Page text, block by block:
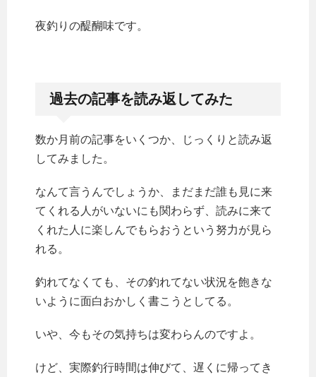
夜釣りの醍醐味です。
過去の記事を読み返してみた
数か月前の記事をいくつか、じっくりと読み返
してみました。
なんて言うんでしょうか、まだまだ誰も見に来
てくれる人がいないにも関わらず、読みに来て
くれた人に楽しんでもらおうという努力が見ら
れる。
釣れてなくても、その釣れてない状況を飽きな
いように面白おかしく書こうとしてる。
いや、今もその気持ちは変わらんのですよ。
けど、実際釣行時間は伸びて、遅くに帰ってき